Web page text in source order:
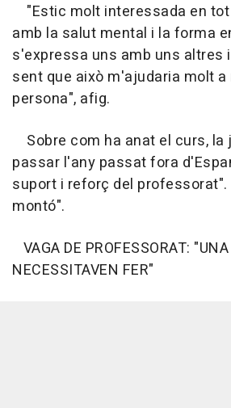
"Estic molt interessada en tot
amb la salut mental i la forma
s'expressa uns amb uns altres
sent que això m'ajudaria molt a
persona", afig.
Sobre com ha anat el curs, la
passar l'any passat fora
suport i reforç del
montó".
VAGA DE PROFESSORAT:
NECESSITAVEN FER"